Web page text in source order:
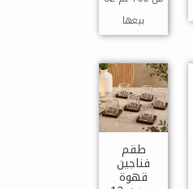
بيعها
طقم
فناجين
قهوة